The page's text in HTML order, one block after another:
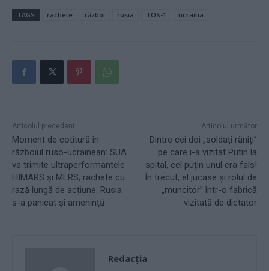
TAGS rachete război rusia TOS-1 ucraina
Articolul precedent
Moment de cotitură în
războiul ruso-ucrainean: SUA
va trimite ultraperformantele
HIMARS și MLRS, rachete cu
rază lungă de acțiune. Rusia
s-a panicat și amenință
Articolul următor
Dintre cei doi „soldați răniți”
pe care i-a vizitat Putin la
spital, cel puțin unul era fals!
În trecut, el jucase și rolul de
„muncitor” într-o fabrică
vizitată de dictator
Redacţia